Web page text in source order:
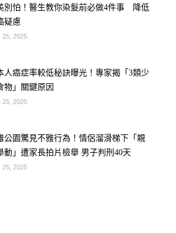
別怕！醫生教你染髮前必做4件事 降低
疑慮
25, 2025
人癌症率較低秘訣曝光！專家揭「3類少
物」關鍵原因
25, 2025
公園驚見不雅行為！情侶溜滑梯下「親
動」遭家長拍片檢舉 男子判刑40天
25, 2025